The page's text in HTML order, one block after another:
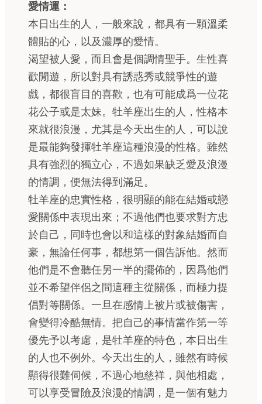
愛情運：
本日出生的人，一般來說，都具有一顆溫柔
體貼的心，以及濃厚的愛情。
渴望被人愛，而且會是個調情聖手。生性喜
歡閒遊，所以對具有誘惑秀或競爭性的遊
戲，都很盲目的喜歡，也有可能成爲一位花
花公子或是太妹。牡羊座出生的人，性格本
來就很浪漫，尤其是今天出生的人，可以說
是最能夠發揮牡羊座這種浪漫的性格。雖然
具有強烈的獨立心，不過如果缺乏愛及浪漫
的情調，便無法得到滿足。
牡羊座的忠實性格，很明顯的能在結婚或戀
愛關係中表現出來；不過他們也要求對方忠
於自己，同時也會以和這樣的對象結婚而自
豪，無論任何事，都想第一個告訴他。然而
他們是不會聽任另一半的擺佈的，因爲他們
並不希望伴侶之間這種主從關係，而極力提
倡對等關係。一旦在感情上被片或被傷害，
會變得冷酷無情。把自己的事情當作第一等
優先予以考慮，是牡羊座的特色，本日出生
的人也不例外。今天出生的人，雖然有時候
顯得很難伺候，不過心地慈祥，與他相處，
可以享受冒險及浪漫的情調，是一個有魅力